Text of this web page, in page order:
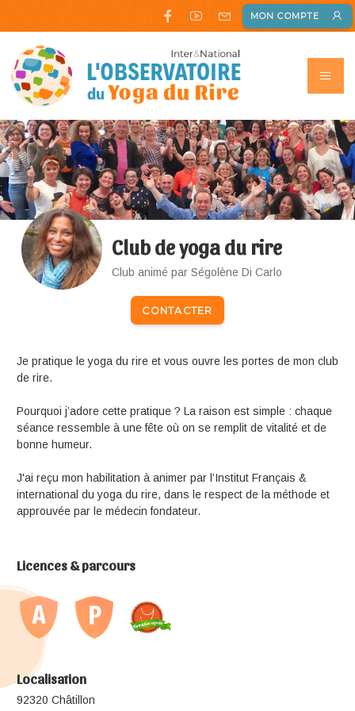
MON COMPTE
Club de yoga du rire
Club animé par Ségolène Di Carlo
CONTACTER
Je pratique le yoga du rire et vous ouvre les portes de mon club
de rire.
Pourquoi j’adore cette pratique ? La raison est simple : chaque
séance ressemble à une fête où on se remplit de vitalité et de
bonne humeur.
J'ai reçu mon habilitation à animer par l’Institut Français &
international du yoga du rire, dans le respect de la méthode et
approuvée par le médecin fondateur.
Licences & parcours
Localisation
92320 Châtillon